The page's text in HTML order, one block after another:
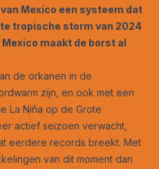
Mexico een systeem dat
tropische storm van 2024
maakt de borst al
de orkanen in de
zijn, en ook met een
La Niña op de Grote
actief seizoen verwacht,
eerdere records breekt. Met
van dit moment dan